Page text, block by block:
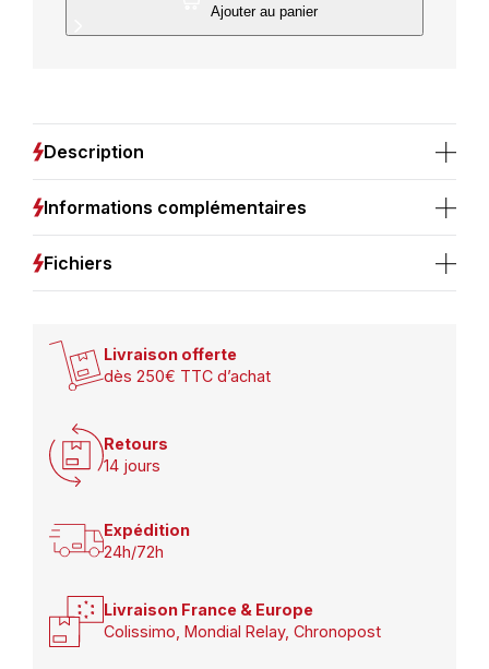
LED
E27
2700K
Ajouter au panier
Description
Informations complémentaires
Fichiers
Livraison offerte
dès 250€ TTC d’achat
Retours
14 jours
Expédition
24h/72h
Livraison France & Europe
Colissimo, Mondial Relay, Chronopost